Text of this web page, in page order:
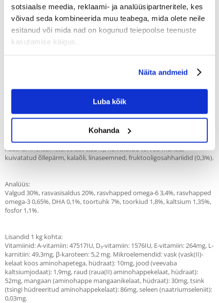
sotsiaalse meedia, reklaami- ja analüüsipartneritele, kes
võivad seda kombineerida muu teabega, mida olete neile
esitanud või mida nad on kogunud teiepoolse teenuste
kasutamise käigus.
Näita andmeid
Luba kõik
Kohanda
Eelised:
- Kõrge valgu- (30%) ja rasvasisaldus (20%) - kõrge jõudluse ja
vastupidavuse säilitamiseks.
- Omega-6 ja Omega-3 happed - lõhnataju toetamiseks.
- Võib sööta kutsikatele ja imetavatele emasloomadele.
karvkatte jaoks.
Koostis:
Kuivatatud kana ja kalkun (25%, sh 15% kana, looduslik glükosamiini ja
kondroitiinsulfaadi allikas), värske kana (21%), mais, searasv, nisu, riis,
sorgo, kuivatatud peedipulp (2.9%), kalajahu, kanakaste, mineraalid (sh
naatriumheksametafosfaat 0,33%), kuivatatud terved munad,
kuivatatud õllepärm, kalaõli, linaseemned, fruktooligosahhariidid (0,3%).
Analüüs:
Valgud 30%, rasvasisaldus 20%, rasvhapped omega-6 3,4%, rasvhapped
omega-3 0,65%, DHA 0,1%, toortuhk 7%, toorkiud 1,8%, kaltsium 1,35%,
fosfor 1,1%.
Lisandid 1 kg kohta:
Vitamiinid: A-vitamiin: 47517IU, D₃-vitamiin: 1576IU, E-vitamiin: 264mg, L-
karnitiin: 49,3mg, β-karoteen: 5,2 mg. Mikroelemendid: vask (vask(II)-
kelaat koos aminohapetega, hüdraat): 10mg, jood (veevaba
kaltsiumjodaat): 1,9mg, raud (raua(II) aminohappekelaat, hüdraat):
52mg, mangaan (aminohappe mangaanikelaat, hüdraat): 30mg, tsink
(tsingi hüdreeritud aminohappekelaat): 86mg, seleen (naatriumseleniit):
0,03mg.